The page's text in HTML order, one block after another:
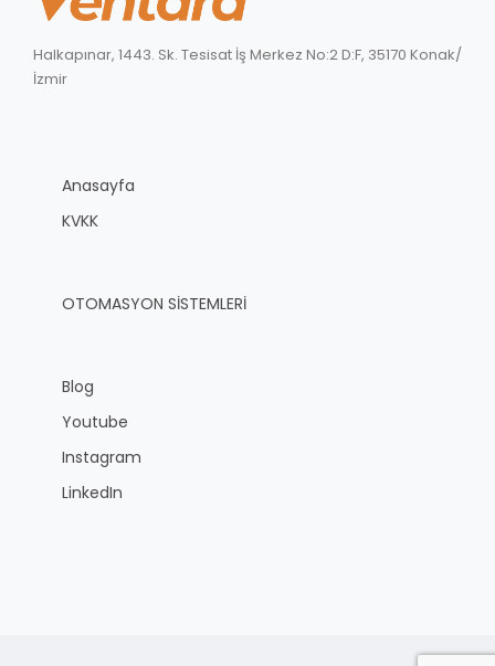
Halkapınar, 1443. Sk. Tesisat İş Merkez No:2 D:F, 35170 Konak/
İzmir
Anasayfa
KVKK
OTOMASYON SİSTEMLERİ
Blog
Youtube
Instagram
LinkedIn